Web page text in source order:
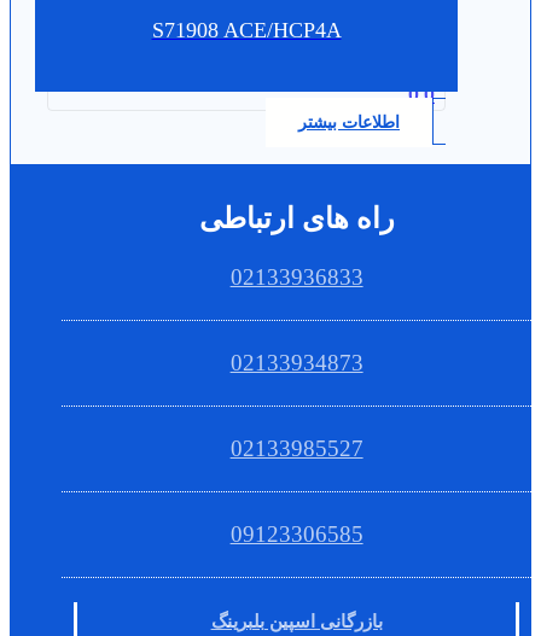
S71908 ACE/HCP4A
0.0
اطلاعات بیشتر
راه های ارتباطی
02133936833
02133934873
02133985527
09123306585
بازرگانی اسپین بلبرینگ